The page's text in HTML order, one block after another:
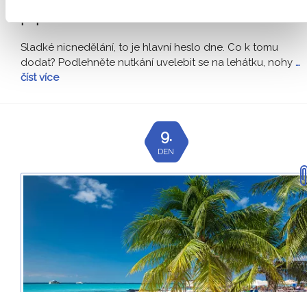
připraveni?
Sladké nicnedělání, to je hlavní heslo dne. Co k tomu
dodat? Podlehněte nutkání uvelebit se na lehátku, nohy …
číst více
9.
DEN